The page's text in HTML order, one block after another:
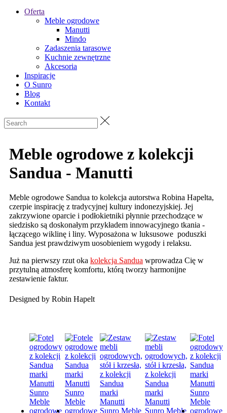
Oferta
Meble ogrodowe
Manutti
Mindo
Zadaszenia tarasowe
Kuchnie zewnętrzne
Akcesoria
Inspiracje
O Sunro
Blog
Kontakt
Meble ogrodowe z kolekcji
Sandua - Manutti
Meble ogrodowe Sandua to kolekcja autorstwa Robina Hapelta,
czerpie inspirację z tradycyjnej kultury indonezyjskiej. Jej
zakrzywione oparcie i podłokietniki płynnie przechodzące w
siedzisko są doskonałym przykładem innowacyjnego tkania -
łączącego wiklinę i liny. Wyposażona w luksusowe poduszki
Sandua jest prawdziwym uosobieniem wygody i relaksu.
Już na pierwszy rzut oka kolekcja Sandua wprowadza Cię w
przytulną atmosferę komfortu, którą tworzy harmonijne
zestawienie faktur.
Designed by Robin Hapelt